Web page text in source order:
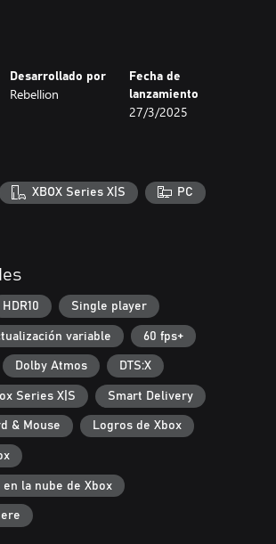
Desarrollado por
Rebellion
Fecha de
lanzamiento
27/3/2025
XBOX Series X|S PC
HDR10 Single player
variable 60 fps+
Dolby Atmos DTS:X
Series X|S Smart Delivery
& Mouse Logros de Xbox
en la nube de Xbox